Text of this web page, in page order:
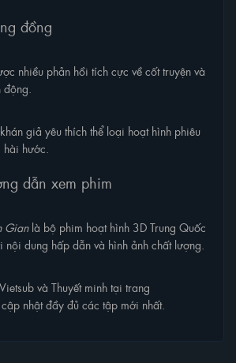
đồng
nhiều phản hồi tích cực về cốt truyện và
động.
giả yêu thích thể loại hoạt hình phiêu
hài hước.
dẫn xem phim
Gianlà bộ phim hoạt hình 3D Trung Quốc
nội dung hấp dẫn và hình ảnh chất lượng.
và Thuyết minh tại trang
nhật đầy đủ các tập mới nhất.